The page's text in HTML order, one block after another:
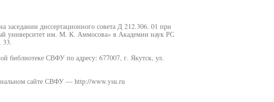
заседании диссертационного совета Д 212.306. 01 при
университет им. М. К. Аммосова» в Академии наук РС
33.
библиотеке СВФУ по адресу: 677007, г. Якутск, ул.
сайте СВФУ — http://www.ysu.ru